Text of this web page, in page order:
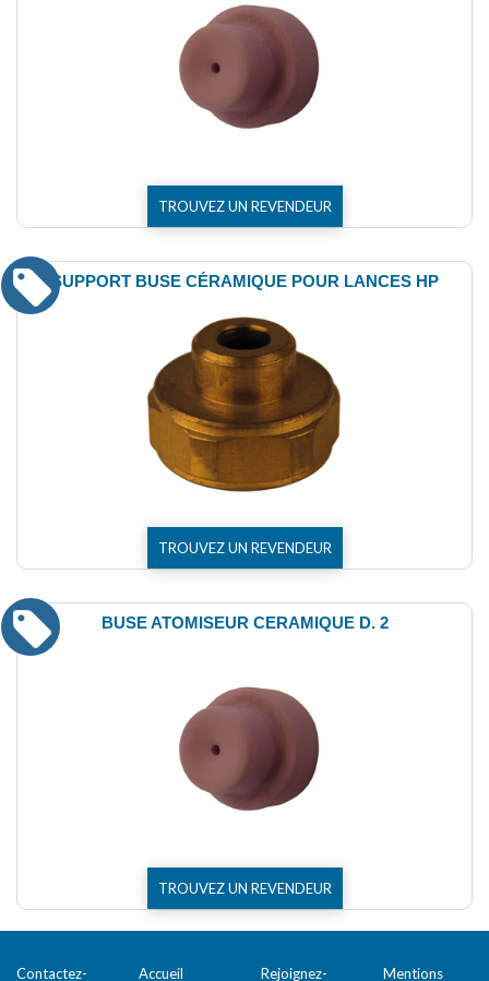
TROUVEZ UN REVENDEUR
SUPPORT BUSE CÉRAMIQUE POUR LANCES HP
TROUVEZ UN REVENDEUR
BUSE ATOMISEUR CERAMIQUE D. 2
TROUVEZ UN REVENDEUR
Contactez- Accueil Rejoignez- Mentions